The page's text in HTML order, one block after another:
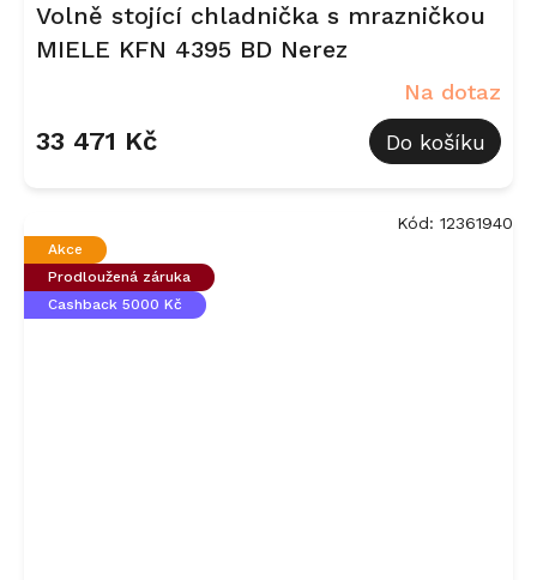
Volně stojící chladnička s mrazničkou
MIELE KFN 4395 BD Nerez
Na dotaz
33 471 Kč Do košíku
Akce
Prodloužená záruka
Cashback 5000 Kč
Kód: 12361940